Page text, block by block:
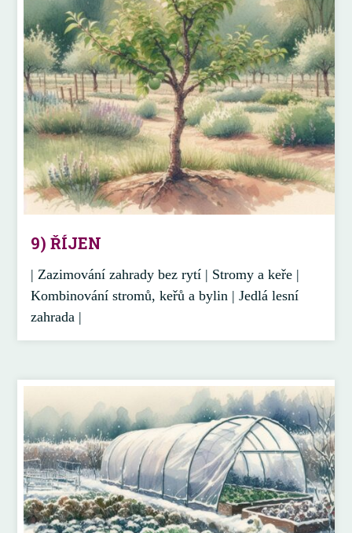
9) ŘÍJEN
| Zazimování zahrady bez rytí | Stromy a keře |
Kombinování stromů, keřů a bylin | Jedlá lesní
zahrada |